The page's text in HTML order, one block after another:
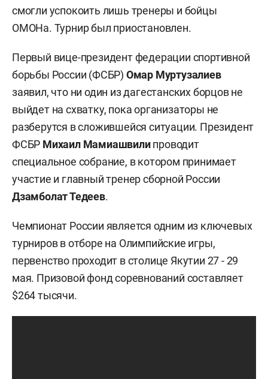
смогли успокоить лишь тренеры и бойцы
ОМОНа. Турнир был приостановлен.
Первый вице-президент федерации спортивной
борьбы России (ФСБР) Омар Муртузалиев
заявил, что ни один из дагестанских борцов не
выйдет на схватку, пока организаторы не
разберутся в сложившейся ситуации. Президент
ФСБР Михаил Мамиашвилипроводит
специальное собрание, в котором принимает
участие и главный тренер сборной России
Дзамболат Тедеев.
Чемпионат России является одним из ключевых
турниров в отборе на Олимпийские игры,
первенство проходит в столице Якутии 27 - 29
мая. Призовой фонд соревнований составляет
$264 тысячи.